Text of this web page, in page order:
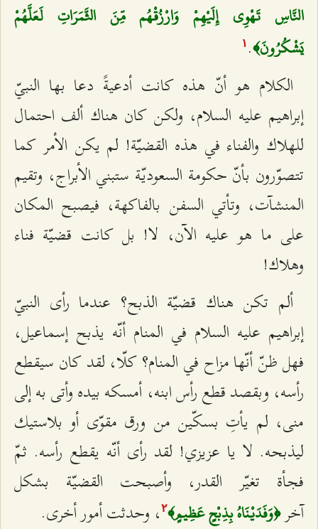
النَّاسِ تَهْوِي إِلَيْهِمْ وَارْزُقْهُم مِّنَ الثَّمَرَاتِ لَعَلَّهُمْ
يَشْكُرُونَ﴾. ۱
الكلام هو أنّ هذه كانت أدعيةً دعا بها النبيّ
إبراهيم عليه السلام، ولكن كان هناك ألف احتمال
للهلاك والفناء في هذه القضيّة! لم يكن الأمر كما
تتصوّرون بأنّ حكومة السعوديّة ستبني الأبراج، وتقيم
المنشآت، وتأتي السفن بالفاكهة، فيصبح المكان
على ما هو عليه الآن، لا! بل كانت قضيّة فناء
وهلاك!
ألم تكن هناك قضيّة الذبح؟ عندما رأى النبيّ
إبراهيم عليه السلام في المنام أنّه يذبح إسماعيل،
فهل ظنّ أنّها مزاح في المنام؟ كلّا، لقد كان سيقطع
رأسه، وبقصد قطع رأس ابنه، أمسكه بيده وأتى به إلى
منى، لم يأتِ بسكّين من ورق مقوّى أو بلاستيك
ليذبحه. لا يا عزيزي! لقد رأى أنّه يقطع رأسه. ثمّ
فجأة تغيّر القدر، وأصبحت القضيّة بشكل
آخر﴿وَفَدَيْنَاهُ بِذِبْحٍ عَظِيمٍ﴾٢، وحدثت أمور أخرى.